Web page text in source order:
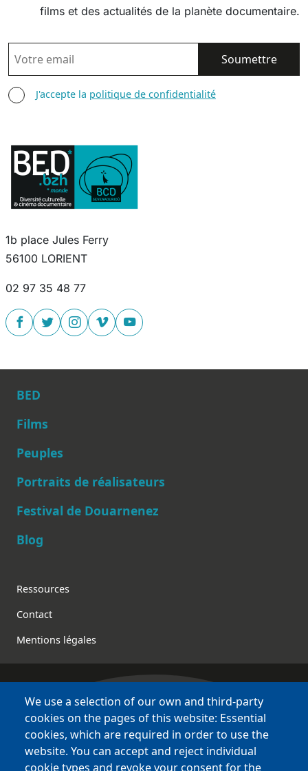
films et des actualités de la planète documentaire.
EMAIL
AGREE TERMS
J'accepte la politique de confidentialité
1b place Jules Ferry
56100 LORIENT
02 97 35 48 77
Main navigation
BED
Films
Peuples
Portraits de réalisateurs
Festival de Douarnenez
Blog
Footer
Ressources
Contact
Mentions légales
Bretagne Culture Diversité
des sites variés !
Sites
BCD
We use a selection of our own and third-party
cookies on the pages of this website: Essential
cookies, which are required in order to use the
website. You can accept and reject individual
cookie types and revoke your consent for the